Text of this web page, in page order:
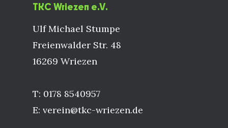
TKC Wriezen e.V.
Ulf Michael Stumpe
Freienwalder Str. 48
16269 Wriezen
T: 0178 8540957
E: verein@tkc-wriezen.de